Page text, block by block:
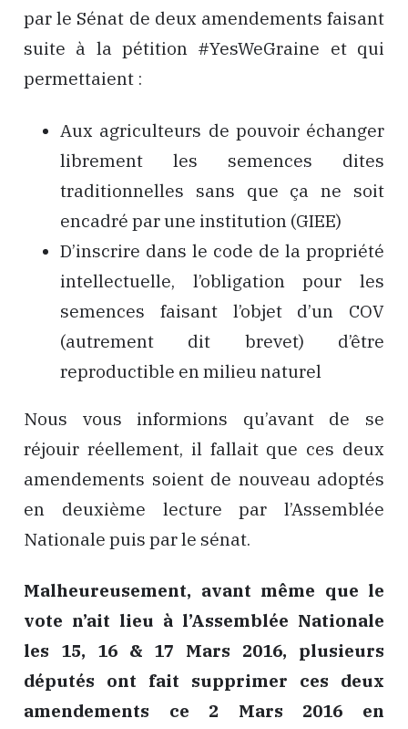
par le Sénat de deux amendements faisant
suite à la pétition #YesWeGraine et qui
permettaient :
Aux agriculteurs de pouvoir échanger
librement les semences dites
traditionnelles sans que ça ne soit
encadré par une institution (GIEE)
D’inscrire dans le code de la propriété
intellectuelle, l’obligation pour les
semences faisant l’objet d’un COV
(autrement dit brevet) d’être
reproductible en milieu naturel
Nous vous informions qu’avant de se
réjouir réellement, il fallait que ces deux
amendements soient de nouveau adoptés
en deuxième lecture par l’Assemblée
Nationale puis par le sénat.
Malheureusement, avant même que le
vote n’ait lieu à l’Assemblée Nationale
les 15, 16 & 17 Mars 2016, plusieurs
députés ont fait supprimer ces deux
amendements ce 2 Mars 2016 en